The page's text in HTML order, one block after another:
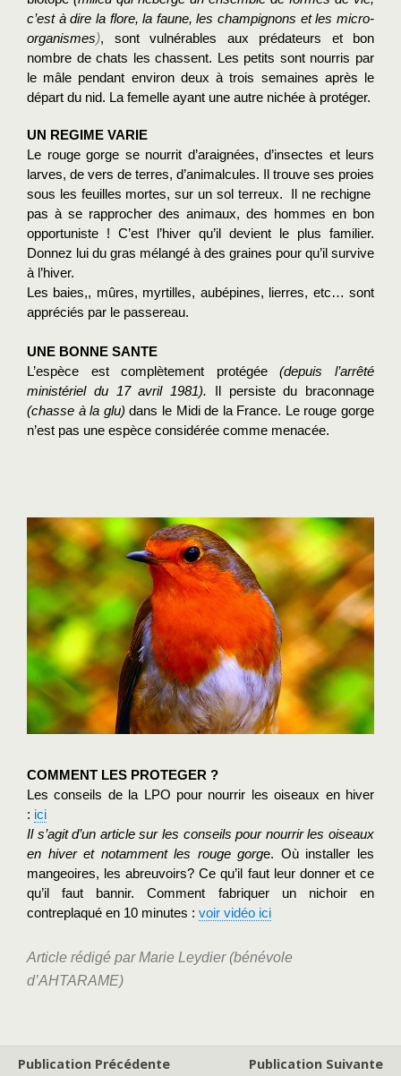
c’est à dire la flore, la faune, les champignons et les micro-
organismes), sont vulnérables aux prédateurs et bon
nombre de chats les chassent. Les petits sont nourris par
le mâle pendant environ deux à trois semaines après le
départ du nid. La femelle ayant une autre nichée à protéger.
UN REGIME VARIE
Le rouge gorge se nourrit d’araignées, d’insectes et leurs
larves, de vers de terres, d’animalcules. Il trouve ses proies
sous les feuilles mortes, sur un sol terreux.  Il ne rechigne
pas à se rapprocher des animaux, des hommes en bon
opportuniste ! C’est l’hiver qu’il devient le plus familier.
Donnez lui du gras mélangé à des graines pour qu’il survive
à l’hiver.
Les baies,, mûres, myrtilles, aubépines, lierres, etc… sont
appréciés par le passereau.
UNE BONNE SANTE
L’espèce est complètement protégée (depuis l’arrêté
ministériel du 17 avril 1981).
(chasse à la glu) dans le Midi de la France. Le rouge gorge
n’est pas une espèce considérée comme menacée.
COMMENT LES PROTEGER ?
Les conseils de la LPO pour nourrir les oiseaux en hiver
: ici
Il s’agit d’un article sur les conseils pour nourrir les oiseaux
en hiver et notamment les rouge gorge. Où installer les
mangeoires, les abreuvoirs? Ce qu’il faut leur donner et ce
qu’il faut bannir. Comment fabriquer un nichoir en
contreplaqué en 10 minutes : voir vidéo ici
Article rédigé par Marie Leydier (bénévole
d’AHTARAME)
Publication Précédente Publication Suivante